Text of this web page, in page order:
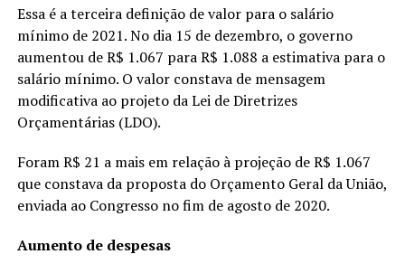
Essa é a terceira definição de valor para o salário
mínimo de 2021. No dia 15 de dezembro, o governo
aumentou de R$ 1.067 para R$ 1.088 a estimativa para o
salário mínimo. O valor constava de mensagem
modificativa ao projeto da Lei de Diretrizes
Orçamentárias (LDO).
Foram R$ 21 a mais em relação à projeção de R$ 1.067
que constava da proposta do Orçamento Geral da União,
enviada ao Congresso no fim de agosto de 2020.
Aumento de despesas